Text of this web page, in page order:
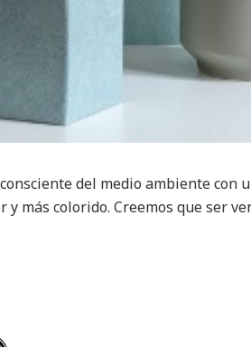
del medio ambiente con
colorido. Creemos que ser